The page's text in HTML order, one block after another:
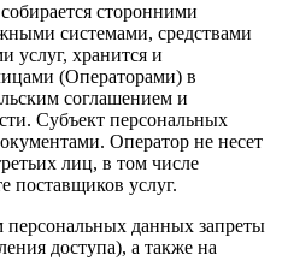
сторонними
системами, средствами
услуг, хранится и
(Операторами) в
соглашением и
Субъект персональных
Оператор не несет
лиц, в том числе
поставщиков услуг.
персональных данных запреты
доступа), а также на